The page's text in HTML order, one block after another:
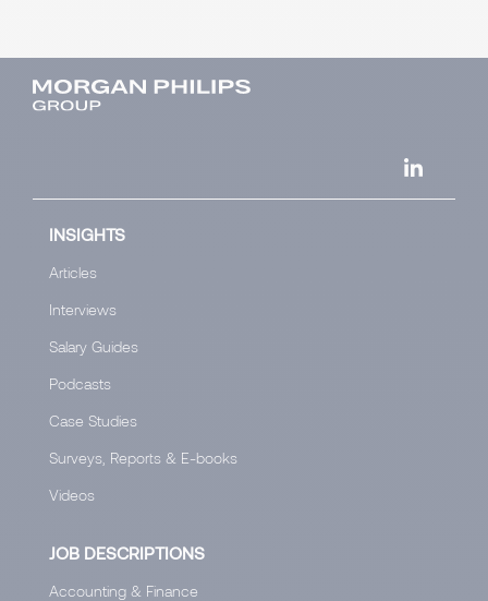
INSIGHTS
Articles
Interviews
Salary Guides
Podcasts
Case Studies
Surveys, Reports & E-books
Videos
JOB DESCRIPTIONS
Accounting & Finance